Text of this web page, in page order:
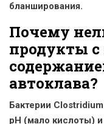
бланширования.
Почему
продукты
автоклава?
Бактерии
pH (мало кислоты)